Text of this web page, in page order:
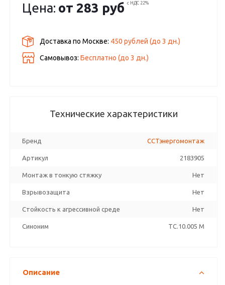
Цена: от283 руб с НДС 22%
Доставка по Москве: 450 рублей (до3 дн.)
Самовывоз:Бесплатно (до3 дн.)
Технические характеристики
Бренд ССТэнергомонтаж
Артикул 2183905
Монтаж в тонкую стяжку Нет
Взрывозащита Нет
Стойкость к агрессивной среде Нет
Синоним TC.10.005 M
Описание